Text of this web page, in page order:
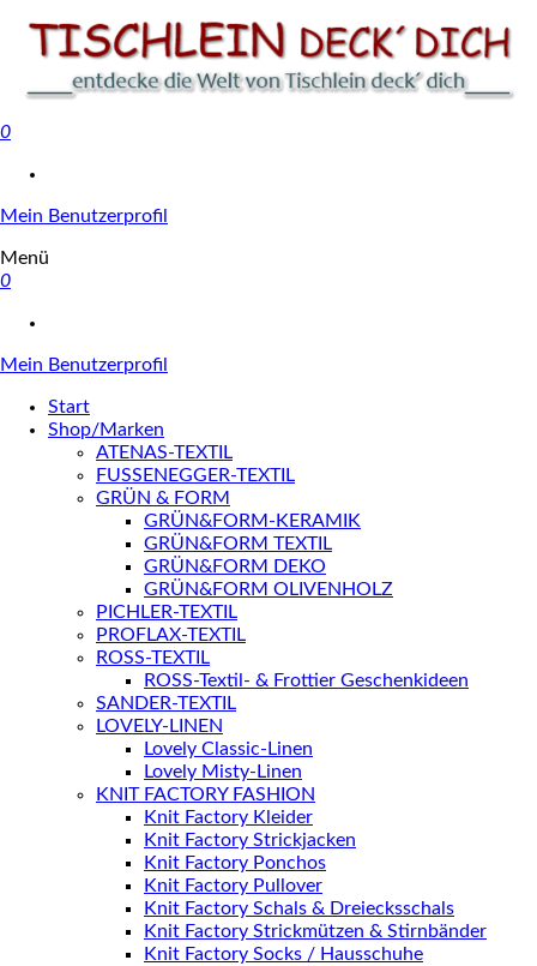
0
Mein Benutzerprofil
Menü
0
Mein Benutzerprofil
Start
Shop/Marken
ATENAS-TEXTIL
FUSSENEGGER-TEXTIL
GRÜN & FORM
GRÜN&FORM-KERAMIK
GRÜN&FORM TEXTIL
GRÜN&FORM DEKO
GRÜN&FORM OLIVENHOLZ
PICHLER-TEXTIL
PROFLAX-TEXTIL
ROSS-TEXTIL
ROSS-Textil- & Frottier Geschenkideen
SANDER-TEXTIL
LOVELY-LINEN
Lovely Classic-Linen
Lovely Misty-Linen
KNIT FACTORY FASHION
Knit Factory Kleider
Knit Factory Strickjacken
Knit Factory Ponchos
Knit Factory Pullover
Knit Factory Schals & Dreiecksschals
Knit Factory Strickmützen & Stirnbänder
Knit Factory Socks / Hausschuhe